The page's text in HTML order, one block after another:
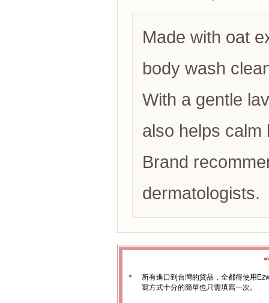
Made with oat
body wash
With a gentle
also helps calm
Brand
dermatologists.
＊
所有進口到台灣的貨品，全都得使用
寫方式十分的簡單也只需填寫一次。